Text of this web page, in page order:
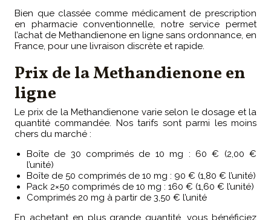
Bien que classée comme médicament de prescription
en pharmacie conventionnelle, notre service permet
l’achat de Methandienone en ligne sans ordonnance, en
France, pour une livraison discrète et rapide.
Prix de la Methandienone en
ligne
Le prix de la Methandienone varie selon le dosage et la
quantité commandée. Nos tarifs sont parmi les moins
chers du marché :
Boîte de 30 comprimés de 10 mg : 60 € (2,00 €
l’unité)
Boîte de 50 comprimés de 10 mg : 90 € (1,80 € l’unité)
Pack 2×50 comprimés de 10 mg : 160 € (1,60 € l’unité)
Comprimés 20 mg à partir de 3,50 € l’unité
En achetant en plus grande quantité, vous bénéficiez